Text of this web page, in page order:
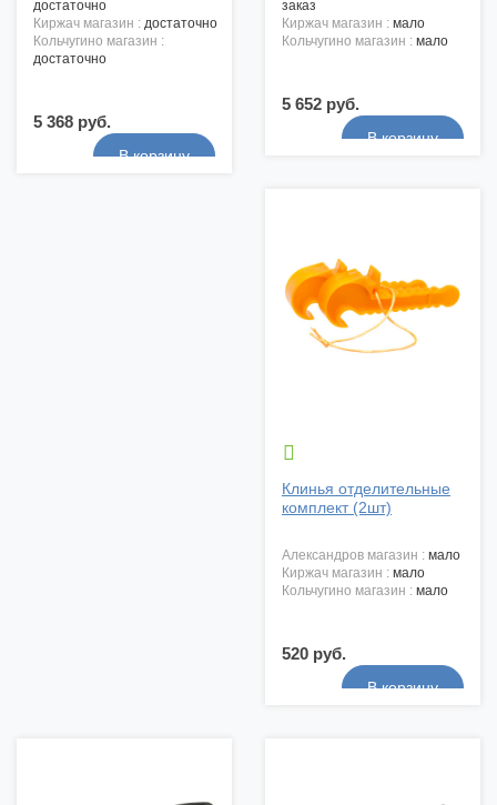
достаточно
киржач магазин : достаточно
кольчугино магазин :
достаточно
5 368 руб.
заказ
киржач магазин : мало
кольчугино магазин : мало
5 652 руб.

Клинья отделительные
комплект (2шт)
александров магазин : мало
киржач магазин : мало
кольчугино магазин : мало
520 руб.